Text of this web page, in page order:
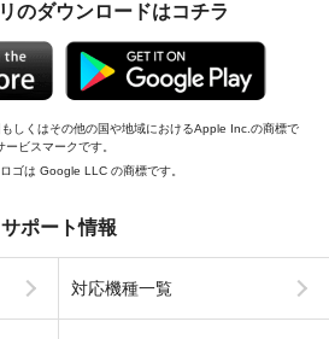
のダウンロードはコチラ
しくはその他の国や地域におけるApple Inc.の商標で
ビスマークです。
ゴは Google LLC の商標です。
サポート情報
対応機種一覧